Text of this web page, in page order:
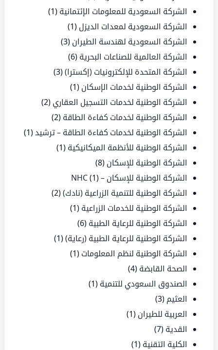
الشركة السعودية للمعلومات الإئتمانية (1)
الشركة السعودية لمعدات الديزل (1)
الشركة السعودية لهندسة الطيران (3)
الشركة العالمية للصناعات البحرية (6)
الشركة المتحدة للإلكترونيات (إكسترا)(3)
الشركة الوطنية لخدمات الإسكان (1)
الشركة الوطنية لخدمات التسجيل العقاري (2)
الشركة الوطنية لخدمات كفاءة الطاقة (2)
الشركة الوطنية لخدمات كفاءة الطاقة – ترشيد(1)
الشركة الوطنية للأنظمة الميكانيكية (1)
الشركة الوطنية للإسكان (8)
الشركة الوطنية للإسكان – NHC(1)
الشركة الوطنية للتنمية الزراعية (نادك)(2)
الشركة الوطنية للخدمات الزراعية (1)
الشركة الوطنية للرعاية الطبية (6)
الشركة الوطنية للرعاية الطبية (رعاية)(1)
الشركة الوطنية لنظم المعلومات (1)
الصحة القابضة (4)
الصندوق السعودي للتنمية (1)
العثيم (3)
العربية للطيران (1)
القدية (7)
الكلية التقنية (1)